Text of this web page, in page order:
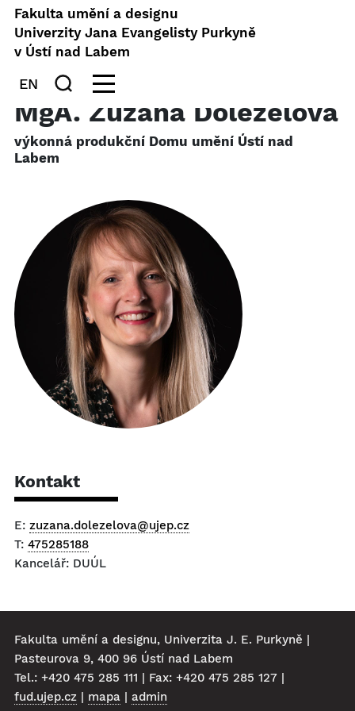
Fakulta umění a designu
Univerzity Jana Evangelisty Purkyně
v Ústí nad Labem
EN
MgA. Zuzana Doleželová
výkonná produkční Domu umění Ústí nad
Labem
Kontakt
E: zuzana.dolezelova@ujep.cz
T: 475285188
Kancelář: DUÚL
Fakulta umění a designu, Univerzita J. E. Purkyně |
Pasteurova 9, 400 96 Ústí nad Labem
Tel.: +420 475 285 111 | Fax: +420 475 285 127 |
fud.ujep.cz | mapa | admin